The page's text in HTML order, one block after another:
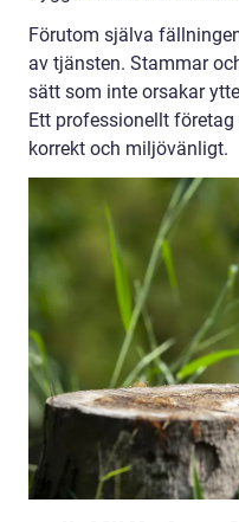
Förutom själva
av tjänsten. Stammar
sätt som inte orsakar
Ett professionellt
korrekt och miljövänligt.